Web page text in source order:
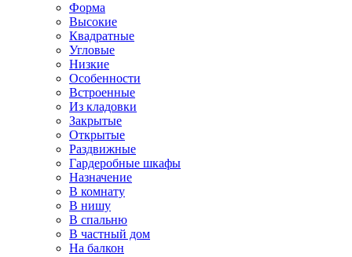
Форма
Высокие
Квадратные
Угловые
Низкие
Особенности
Встроенные
Из кладовки
Закрытые
Открытые
Раздвижные
Гардеробные шкафы
Назначение
В комнату
В нишу
В спальню
В частный дом
На балкон